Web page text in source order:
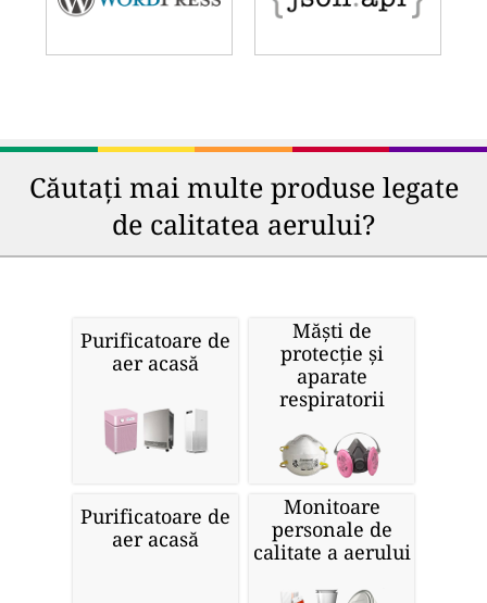
Căutați mai multe produse legate
de calitatea aerului?
Purificatoare de
aer acasă
Măști de
protecție și
aparate
respiratorii
Purificatoare de
aer acasă
Monitoare
personale de
calitate a aerului